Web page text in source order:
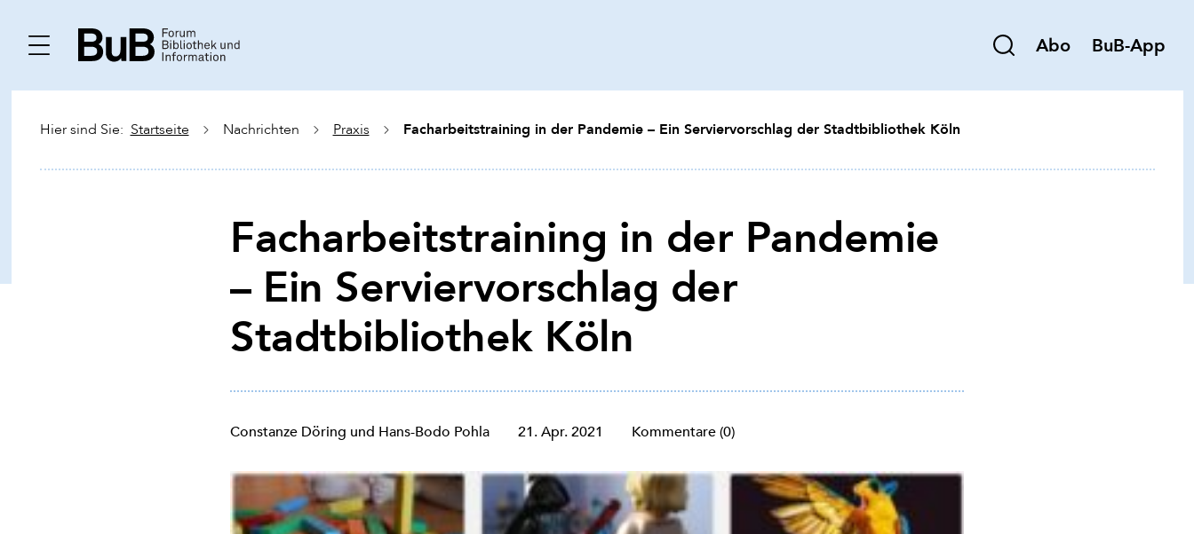
Abo BuB-App
Hier sind Sie: Startseite Nachrichten Praxis Facharbeitstraining in der Pandemie – Ein Serviervorschlag der Stadtbibliothek Köln
Facharbeitstraining in der Pandemie
– Ein Serviervorschlag der
Stadtbibliothek Köln
Constanze Döring und Hans-Bodo Pohla 21. Apr. 2021 Kommentare (0)